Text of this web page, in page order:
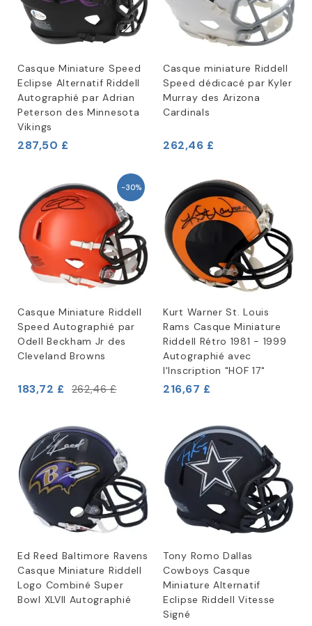
Casque Miniature Speed
Eclipse Alternatif Riddell
Autographié par Adrian
Peterson des Minnesota
Vikings
287,50 £
Casque miniature Riddell
Speed dédicacé par Kyler
Murray des Arizona
Cardinals
262,46 £
-30%
Casque Miniature Riddell
Speed Autographié par
Odell Beckham Jr des
Cleveland Browns
183,72 £ 262,46 £
Kurt Warner St. Louis
Rams Casque Miniature
Riddell Rétro 1981 - 1999
Autographié avec
l'Inscription "HOF 17"
216,67 £
Ed Reed Baltimore Ravens
Casque Miniature Riddell
Logo Combiné Super
Bowl XLVII Autographié
Tony Romo Dallas
Cowboys Casque
Miniature Alternatif
Eclipse Riddell Vitesse
Signé